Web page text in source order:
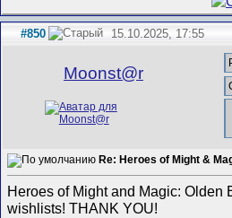
#850 15.10.2025, 17:55
Mооnst@r
Re: Heroes of Might &
Heroes of Might and Magic: Olden
wishlists! THANK YOU!